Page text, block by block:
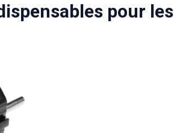
pour les